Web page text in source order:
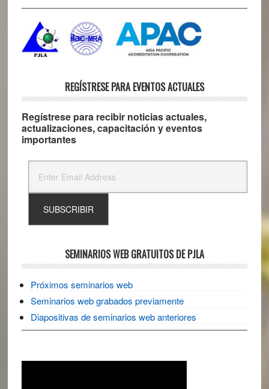
REGÍSTRESE PARA EVENTOS ACTUALES
Regístrese para recibir noticias actuales,
actualizaciones, capacitación y eventos
importantes
SEMINARIOS WEB GRATUITOS DE PJLA
Próximos seminarios web
Seminarios web grabados previamente
Diapositivas de seminarios web anteriores